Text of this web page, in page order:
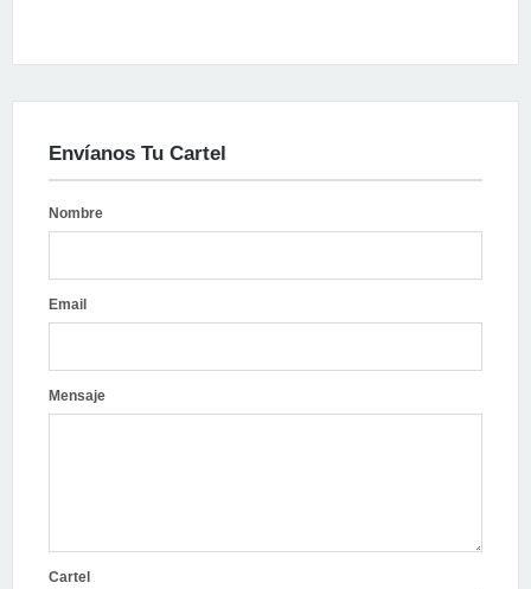
Envíanos Tu Cartel
Nombre
Email
Mensaje
Cartel